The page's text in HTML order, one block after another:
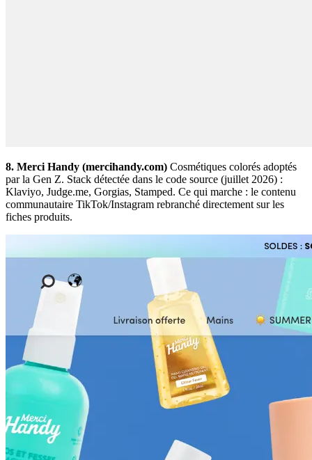
8. Merci Handy (mercihandy.com) Cosmétiques colorés adoptés
par la Gen Z. Stack détectée dans le code source (juillet 2026) :
Klaviyo, Judge.me, Gorgias, Stamped. Ce qui marche : le contenu
communautaire TikTok/Instagram rebranché directement sur les
fiches produits.